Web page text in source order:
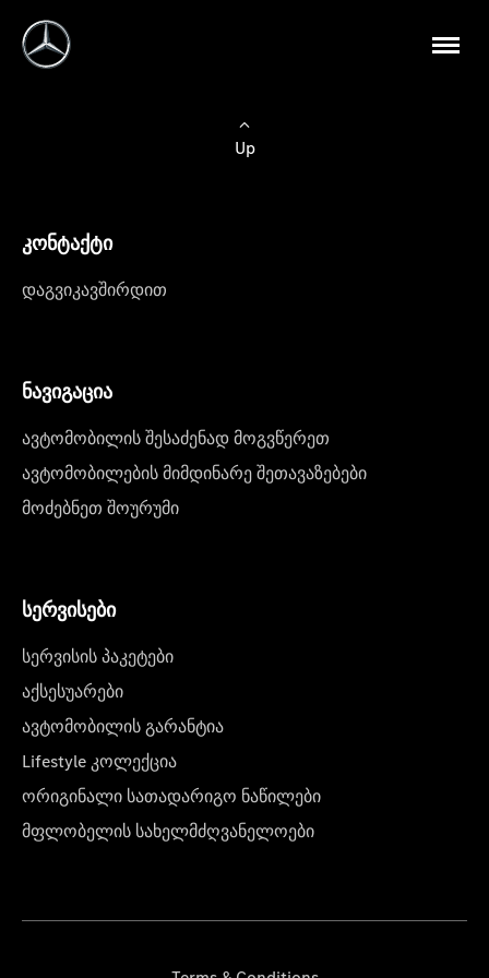
Up
კონტაქტი
დაგვიკავშირდით
ნავიგაცია
ავტომობილის შესაძენად მოგვწერეთ
ავტომობილების მიმდინარე შეთავაზებები
მოძებნეთ შოურუმი
სერვისები
სერვისის პაკეტები
აქსესუარები
ავტომობილის გარანტია
Lifestyle კოლექცია
ორიგინალი სათადარიგო ნაწილები
მფლობელის სახელმძღვანელოები